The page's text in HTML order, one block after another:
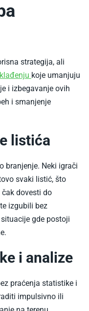
strategija, ali
-
Kako
izbeci
kladjenju
koje umanjuju
i izbegavanje ovih
i smanjenje
listića
branjenje. Neki igrači
svaki listić, što
dovesti do
izgubili bez
gde postoji
i analize
praćenja statistike i
impulsivno ili